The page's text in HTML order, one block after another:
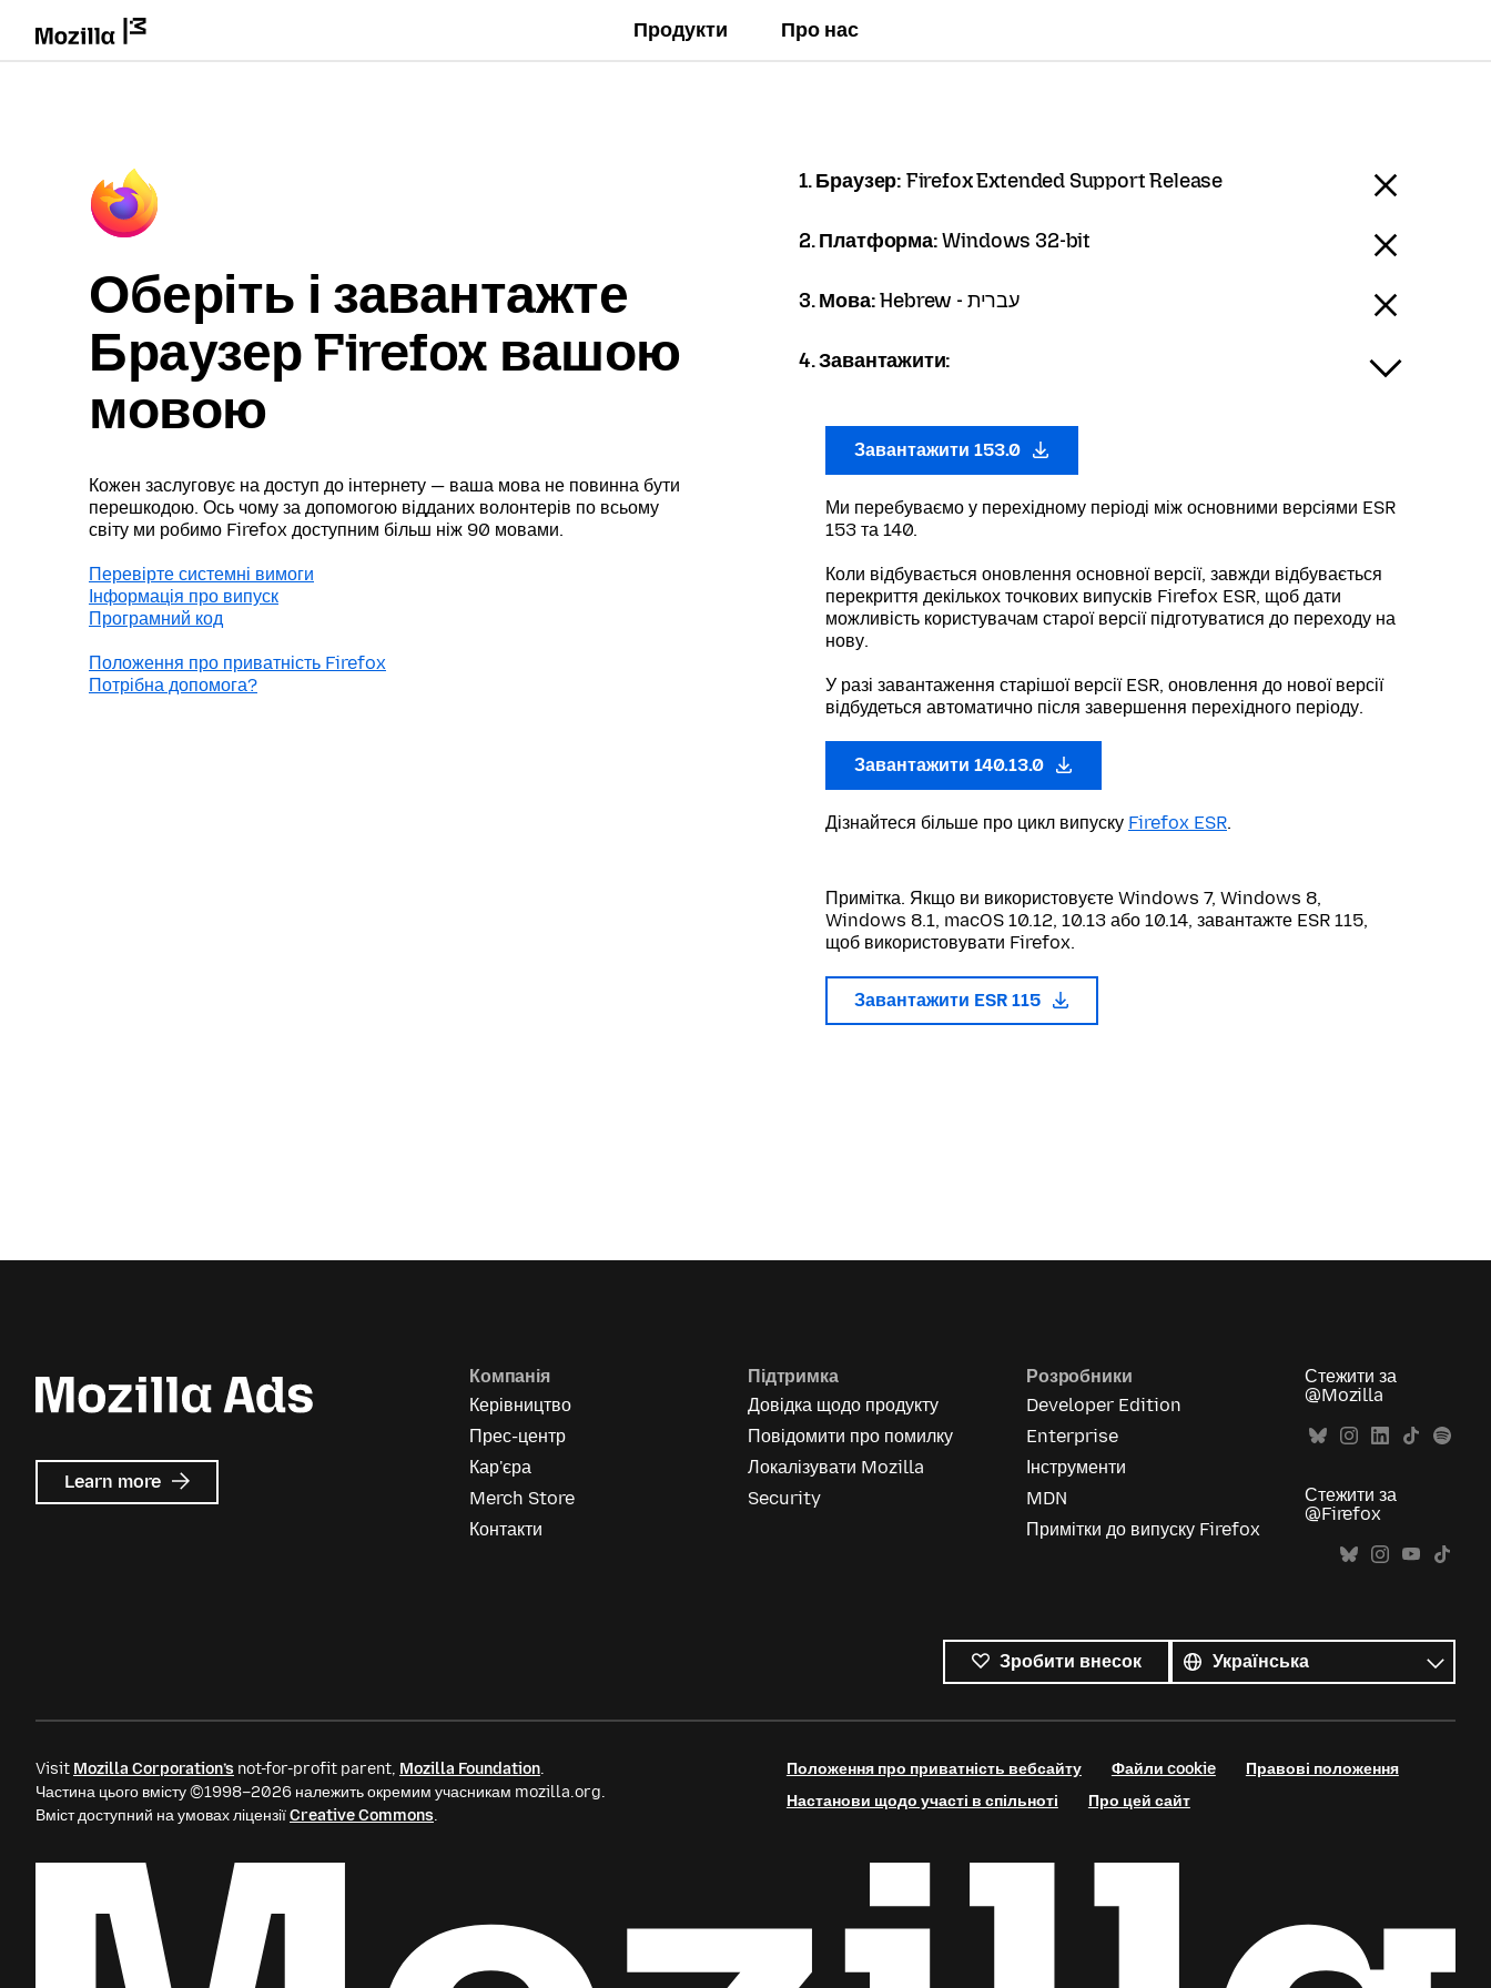
Продукти Про нас
Оберіть і завантажте
Браузер Firefox вашою
мовою
Кожен заслуговує на доступ до інтернету — ваша мова не повинна бути
перешкодою. Ось чому за допомогою відданих волонтерів по всьому
світу ми робимо Firefox доступним більш ніж 90 мовами.
Перевірте системні вимоги
Інформація про випуск
Програмний код
Положення про приватність Firefox
Потрібна допомога?
1. Браузер: Firefox Extended Support Release
2. Платформа:Windows 32-bit
3. Мова: Hebrew - עברית
4. Завантажити:
Завантажити 153.0
Ми перебуваємо у перехідному періоді між основними версіями ESR
153 та 140.
Коли відбувається оновлення основної версії, завжди відбувається
перекриття декількох точкових випусків Firefox ESR, щоб дати
можливість користувачам старої версії підготуватися до переходу на
нову.
У разі завантаження старішої версії ESR, оновлення до нової версії
відбудеться автоматично після завершення перехідного періоду.
Завантажити 140.13.0
Дізнайтеся більше про цикл випуску Firefox ESR.
Примітка. Якщо ви використовуєте Windows 7, Windows 8,
Windows 8.1, macOS 10.12, 10.13 або 10.14, завантажте ESR 115,
щоб використовувати Firefox.
Завантажити ESR 115
Learn more about
Mozilla
Компанія
Керівництво
Прес-центр
Кар'єра
Merch Store
Контакти
Підтримка
Довідка щодо продукту
Повідомити про помилку
Локалізувати Mozilla
Security
Розробники
Developer Edition
Enterprise
Інструменти
MDN
Примітки до випуску Firefox
Стежити за
@Mozilla
Стежити за
@Firefox
Зробити внесок
мови
Мова
Visit Mozilla Corporation’s not-for-profit parent, Mozilla Foundation.
Частина цього вмісту ©1998–2026 належить окремим учасникам mozilla.org.
Вміст доступний на умовах ліцензіїCreative Commons.
Положення про приватність вебсайту Файли cookie
Правові положення
Настанови щодо участі в спільноті
Про цей сайт